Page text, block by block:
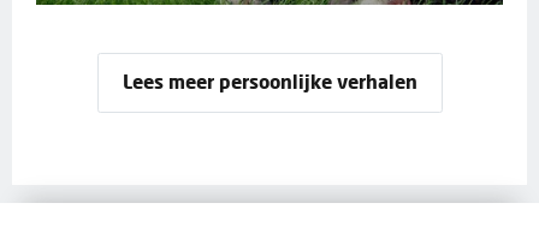
Lees meer persoonlijke verhalen